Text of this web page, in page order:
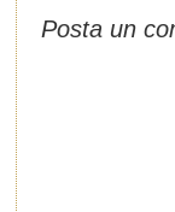
Posta un